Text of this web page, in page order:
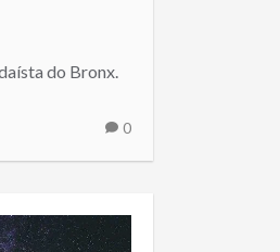
do Bronx.
0